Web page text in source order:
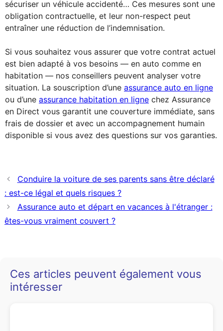
sécuriser un véhicule accidenté… Ces mesures sont une
obligation contractuelle, et leur non-respect peut
entraîner une réduction de l’indemnisation.
Si vous souhaitez vous assurer que votre contrat actuel
est bien adapté à vos besoins — en auto comme en
habitation — nos conseillers peuvent analyser votre
situation. La souscription d’une assurance auto en ligne
ou d’une assurance habitation en ligne chez Assurance
en Direct vous garantit une couverture immédiate, sans
frais de dossier et avec un accompagnement humain
disponible si vous avez des questions sur vos garanties.
Conduire la voiture de ses parents sans être déclaré
: est-ce légal et quels risques ?
Assurance auto et départ en vacances à l'étranger :
êtes-vous vraiment couvert ?
Ces articles peuvent également vous
intéresser